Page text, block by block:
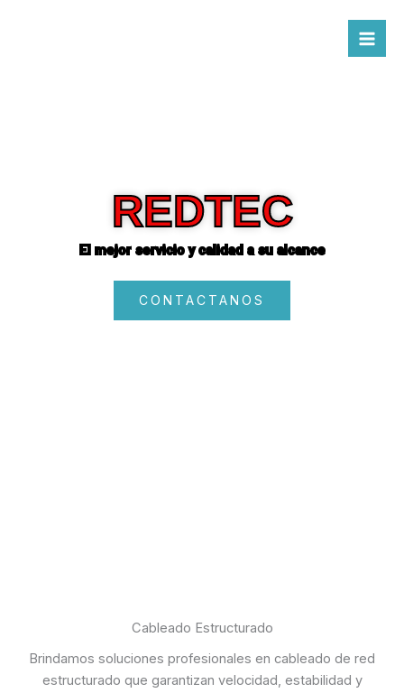
REDTEC
El mejor servicio y calidad a su alcance
CONTACTANOS
Cableado Estructurado
Brindamos soluciones profesionales en cableado de red
estructurado que garantizan velocidad, estabilidad y